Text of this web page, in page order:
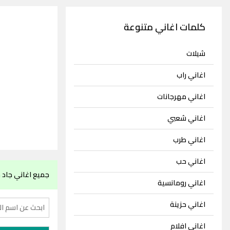
كلمات اغاني متنوعة
شيلات
اغاني راب
اغاني مهرجانات
اغاني شعبي
اغاني طرب
اغاني حب
اغاني رومانسية
اغاني حزينة
اغاني افلام
جميع اغاني